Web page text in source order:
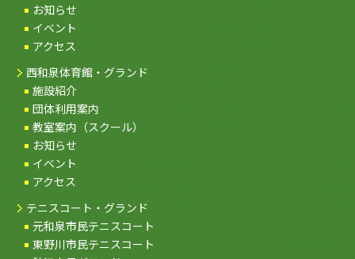
お知らせ
イベント
アクセス
西和泉体育館・グランド
施設紹介
団体利用案内
教室案内（スクール）
お知らせ
イベント
アクセス
テニスコート・グランド
元和泉市民テニスコート
東野川市民テニスコート